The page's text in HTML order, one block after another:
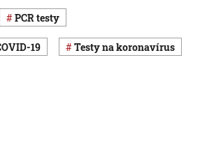
PCR testy
19 testy na koronavírus